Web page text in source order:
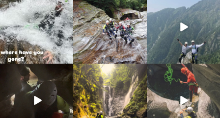
Lug 31
13 0
Lug 22
22 0
Giu 10
19
discover_purelements
Giu 4
33 0
discover_purelements
Giu 2
35 2
discover_purelements
Mag 13
0